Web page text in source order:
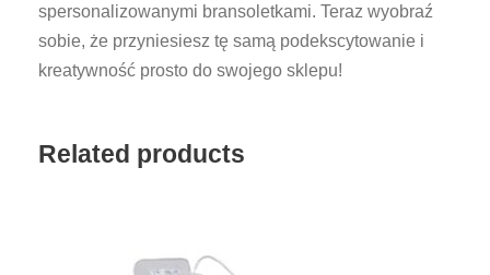
C
E
L
S
spersonalizowanymi bransoletkami. Teraz wyobraź
sobie, że przyniesiesz tę samą podekscytowanie i
kreatywność prosto do swojego sklepu!
Related products